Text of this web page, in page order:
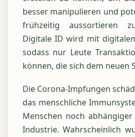
besser manipulieren und
frühzeitig aussortieren
Digitale ID wird mit
sodass nur Leute
können, die sich dem neuen
Die Corona-Impfungen
das menschliche
Menschen noch
Industrie. Wahrscheinlich